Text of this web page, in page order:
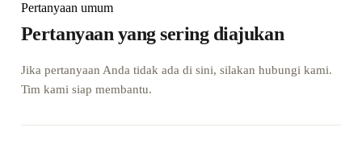
Pertanyaan umum
Pertanyaan yang sering diajukan
Jika pertanyaan Anda tidak ada di sini, silakan hubungi kami.
Tim kami siap membantu.